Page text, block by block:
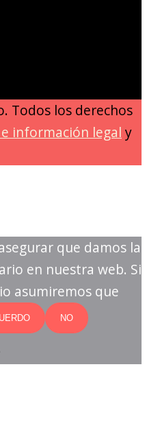
Todos los derechos
información legal y
que damos la
en nuestra web. Si
asumiremos que
NO